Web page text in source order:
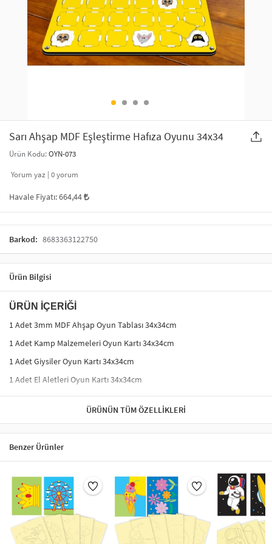
SAÇ AKSESUARLARI
GELİN / DÜĞÜN AKSESUARLARI
TELEFON ASKISI
ŞAL VE FULAR
PARTİ SÜSLERİ
YILBAŞI ÜRÜNLERİ
KULLAN AT TABAK BARDAK SETİ
Sarı Ahşap MDF Eşleştirme Hafıza Oyunu 34x34
Ürün Kodu:OYN-073
Yorum yaz | 0yorum
Havale Fiyatı:664,44
Barkod: 8683363122750
Ürün Bilgisi
ÜRÜN İÇERİĞİ
1 Adet 3mm MDF Ahşap Oyun Tablası 34x34cm
1 Adet Kamp Malzemeleri Oyun Kartı 34x34cm
1 Adet Giysiler Oyun Kartı 34x34cm
1 Adet El Aletleri Oyun Kartı 34x34cm
1 Adet Sevimli Çoraplar Oyun Kartı 34x34cm
1 Adet Ev Eşyaları Oyun Kartı 34x34cm
AHŞAP EŞLEŞTİRME / HAFIZA OYUNU NASIL
OYNANIR?
Bu oyunu istediğiniz kadar kişi ile oynayabilirsiniz.
MDF oyun tablasının üzerine kapaklarını yerleştiriniz.
Her bir oyuncu iki kapakçık açarak alt yüzeyde gözüken
şekle bakıp aynısını bulmaya çalışır.
Eşleşen resimlerin üzerindeki kapakçıkları oyuncu alır.
ÜRÜNÜN TÜM ÖZELLIKLERI
Benzer Ürünler